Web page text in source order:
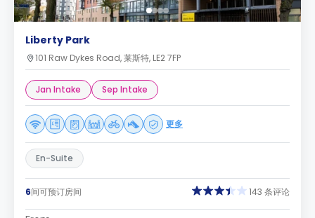
Liberty Park
101 Raw Dykes Road, 莱斯特, LE2 7FP
Jan Intake Sep Intake
更多
En-Suite
6间可预订房间 143 条评论